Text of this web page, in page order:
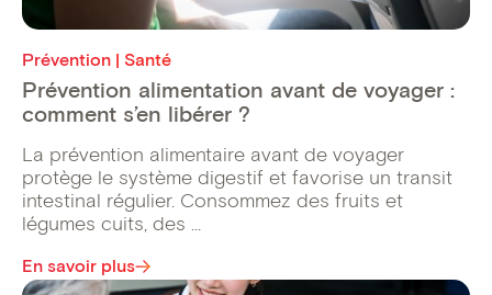
Prévention | Santé
Prévention alimentation avant de voyager :
comment s’en libérer ?
La prévention alimentaire avant de voyager
protège le système digestif et favorise un transit
intestinal régulier. Consommez des fruits et
légumes cuits, des ...
En savoir plus